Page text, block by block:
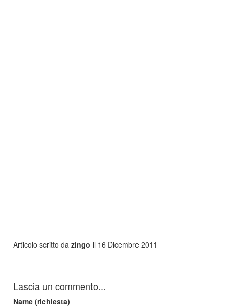
Articolo scritto da zingo il 16 Dicembre 2011
Lascia un commento...
Name (richiesta)